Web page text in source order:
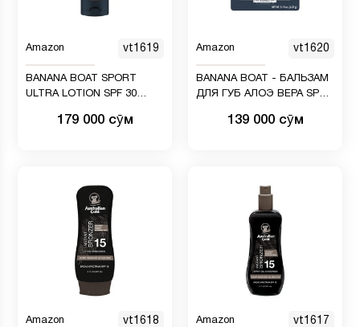
Amazon vt1619
BANANA BOAT SPORT
ULTRA LOTION SPF 30
179 000 сӯм
Amazon vt1620
BANANA BOAT - БАЛЬЗАМ
ДЛЯ ГУБ АЛОЭ ВЕРА SPF
139 000 сӯм
Amazon vt1618 Amazon vt1617